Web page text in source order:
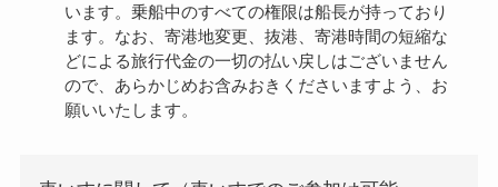
います。乗船中のすべての権限は船長が持っており
ます。なお、寄港地変更、抜港、寄港時間の短縮な
どによる旅行代金の一切の払い戻しはございません
ので、あらかじめお含みおきくださいますよう、お
願いいたします。